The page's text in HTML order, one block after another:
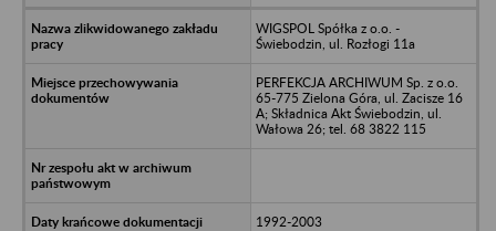
WIGSPOL Spółka z o.o. -
Świebodzin, ul. Rozłogi 11a
PERFEKCJA ARCHIWUM Sp. z o.o.
65-775 Zielona Góra, ul. Zacisze 16
A; Składnica Akt Świebodzin, ul.
Wałowa 26; tel. 68 3822 115
1992-2003